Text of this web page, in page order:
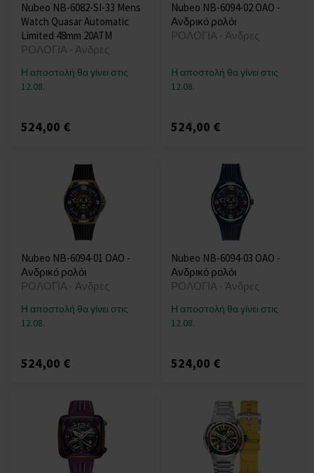
Nubeo NB-6082-SI-33 Mens
Watch Quasar Automatic
Limited 48mm 20ATM
ΡΟΛΟΓΙΑ - Άνδρες
Η αποστολή θα γίνει στις
12.08.
524,00 €
Nubeo NB-6094-02 OAO -
Ανδρικό ρολόι
ΡΟΛΟΓΙΑ - Άνδρες
Η αποστολή θα γίνει στις
12.08.
524,00 €
Nubeo NB-6094-01 OAO -
Ανδρικό ρολόι
ΡΟΛΟΓΙΑ - Άνδρες
Η αποστολή θα γίνει στις
12.08.
524,00 €
Nubeo NB-6094-03 OAO -
Ανδρικό ρολόι
ΡΟΛΟΓΙΑ - Άνδρες
Η αποστολή θα γίνει στις
12.08.
524,00 €